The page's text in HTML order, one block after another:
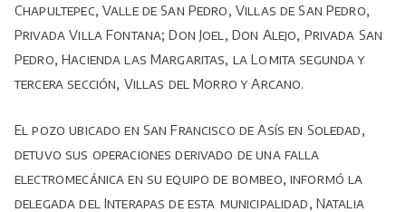
Chapultepec, Valle de San Pedro, Villas de San Pedro,
Privada Villa Fontana; Don Joel, Don Alejo, Privada San
Pedro, Hacienda las Margaritas, la Lomita segunda y
tercera sección, Villas del Morro y Arcano.
El pozo ubicado en San Francisco de Asís en Soledad,
detuvo sus operaciones derivado de una falla
electromecánica en su equipo de bombeo, informó la
delegada del Interapas de esta municipalidad, Natalia